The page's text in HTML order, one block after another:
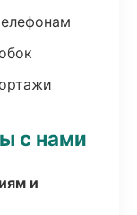
с нами
и